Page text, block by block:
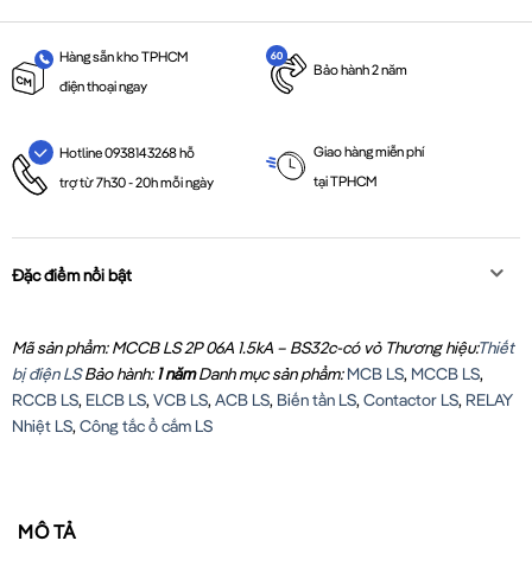
Hàng sẵn kho TPHCM
điện thoại ngay
Bảo hành 2 năm
Hotline 0938143268 hỗ
trợ từ 7h30 - 20h mỗi ngày
Giao hàng miễn phí
tại TPHCM
Đặc điểm nổi bật
Mã sản phẩm: MCCB LS 2P 06A 1.5kA – BS32c-có vỏ Thương hiệu:Thiết
bị điện LS Bảo hành:1 nămDanh mục sản phẩm:MCB LS, MCCB LS,
RCCB LS, ELCB LS,VCB LS,ACB LS, Biến tần LS,Contactor LS, RELAY
Nhiệt LS,Công tắc ổ cắm LS
MÔ TẢ